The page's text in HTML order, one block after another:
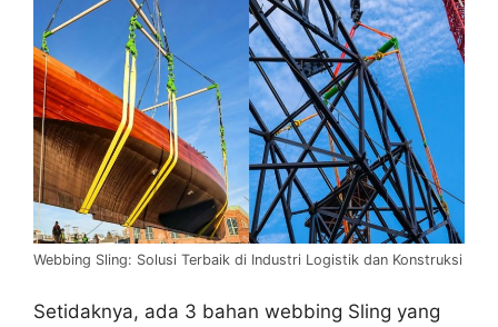
Webbing Sling: Solusi Terbaik di Industri Logistik dan Konstruksi
Setidaknya, ada 3 bahan webbing Sling yang